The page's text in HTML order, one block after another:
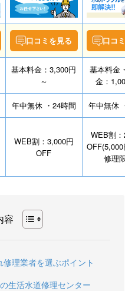
口コミを見る 口コミ
基本料金：3,300円
～
基本料金・
金：1,000
年中無休 ・24時間 年中無休 ・
WEB割：3,000円
OFF
WEB割：
OFF(5,000円
修理限
容
理業者を選ぶポイント
生活水道修理センター